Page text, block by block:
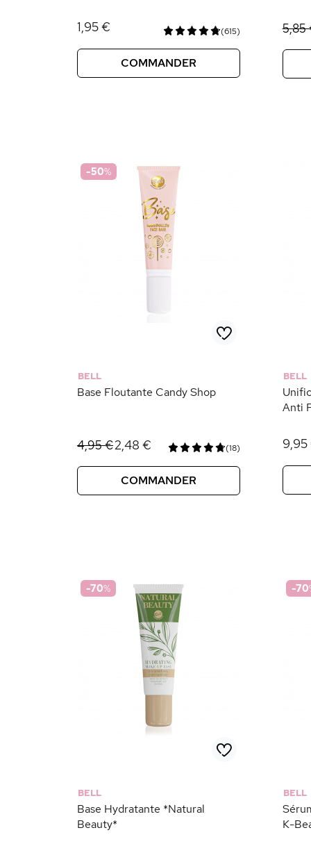
1,95 € (615)
COMMANDER
5,85
-50%
BELL
Base Floutante Candy Shop
4,95 €2,48 € (18)
COMMANDER
BELL
Anti
-70%
BELL
Base Hydratante *Natural
Beauty*
-70
BELL
K-